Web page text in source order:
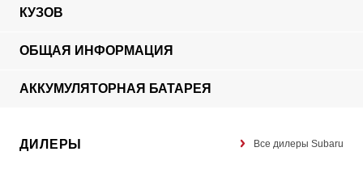
КУЗОВ
ОБЩАЯ ИНФОРМАЦИЯ
АККУМУЛЯТОРНАЯ БАТАРЕЯ
ДИЛЕРЫ Все дилеры Subaru